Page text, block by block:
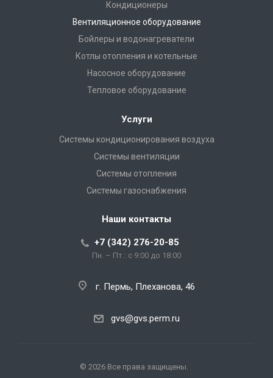
Кондиционеры
Вентиляционное оборудование
Бойлеры и водонагреватели
Котлы отопления и котельные
Насосное оборудование
Тепловое оборудование
Услуги
Системы кондиционирования воздуха
Системы вентиляции
Системы отопления
Системы газоснабжения
Наши контакты
+7 (342) 276-20-85
Пн. – Пт.: с 9:00 до 18:00
г. Пермь, Плеханова, 46
gvs@gvs.perm.ru
© 2026 Все права защищены.